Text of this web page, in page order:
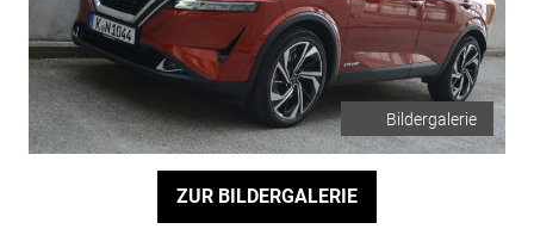
Bildergalerie
ZUR BILDERGALERIE